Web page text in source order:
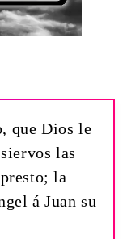
que Dios le
las
la
á Juan su